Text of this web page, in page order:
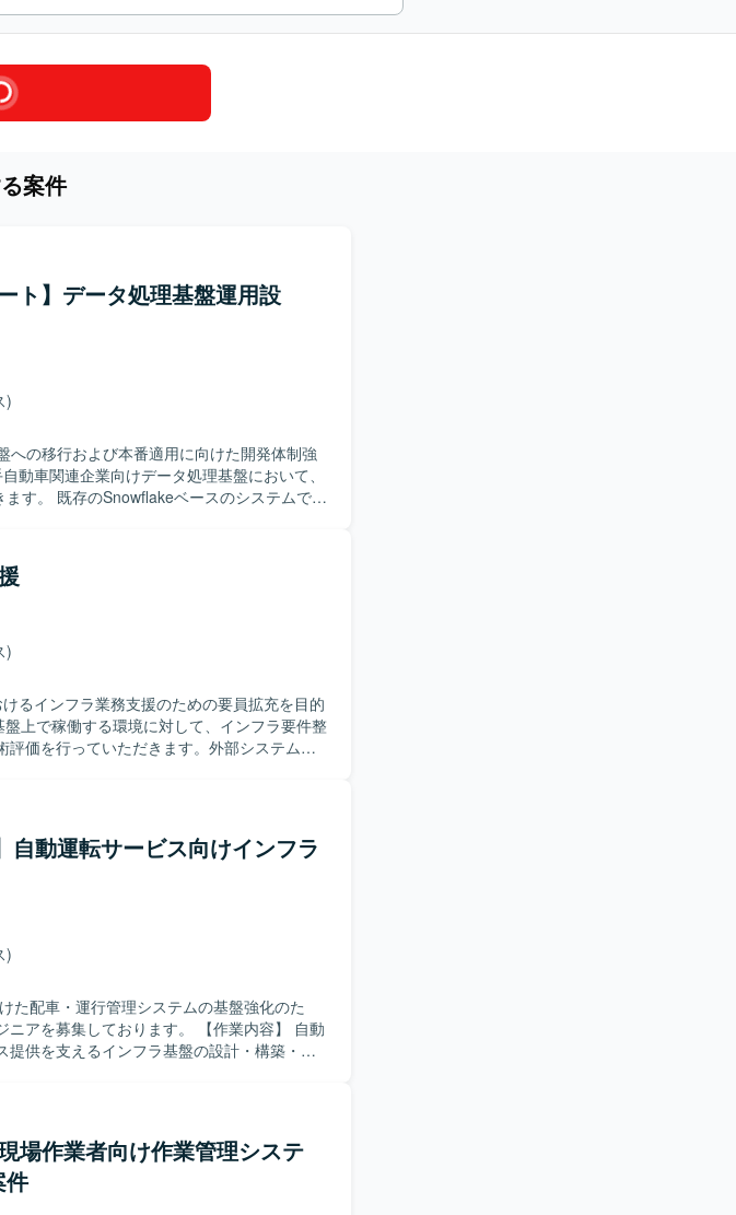
案件
ト】データ処理基盤運用設
)
への移行および本番適用に向けた開発体制強
す。 既存のSnowflakeベースのシステムで満
および運用手順書の作成、AWSおよび
いただきます。 【求める人物像】
行いながら、主体的に課題整理と調整を進
規模分散処理基盤の知見を深めることがで
の工程に関わることで、クラウドデータ基
Databricks, AWS,
フラ基盤構成になります。
)
るインフラ業務支援のための要員拡充を目的
価を行っていただきます。外部システムや
との調整・説明対応もご担当いただきま
、一人称で資料作成や説明対応ができ、ITに
かりやすく説明できる方を想定しておりま
を活かしてキャッチアップできる方を歓迎
積むことができます。構築作業だけでなく、
務を通じて、インフラアーキテクチャやセ
ただけます。 【開発環境】 AWS
。ネットワーク、認証、鍵管理などの基盤
成評価に携わっていただきます。
自動運転サービス向けインフラ
)
た配車・運行管理システムの基盤強化のた
ております。 【作業内容】 自動
供を支えるインフラ基盤の設計・構築・運
および最適化を主導していただきます。 具体
ト設計や基本設計、DevOps環境の設計・構
求める人物像】 自ら主体
意識した設計・改善ができる方を求めてお
協調しながら継続的な改善に取り組める方
場作業者向け作業管理システ
件